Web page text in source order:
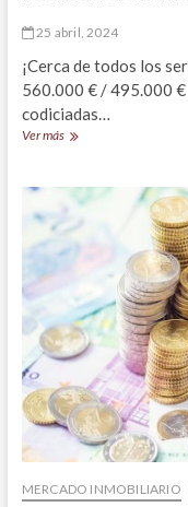
25 abril, 2024
¡Cerca de todos los
560.000 € / 495.000
codiciadas…
Ver másFantástica
tres
en
zona
residencial.
de
Dalt
MERCADO INMOBILIARIO